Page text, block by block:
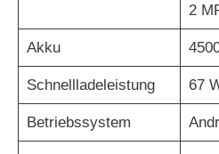
2
Akku
Schnellladeleistung 67
Betriebssystem